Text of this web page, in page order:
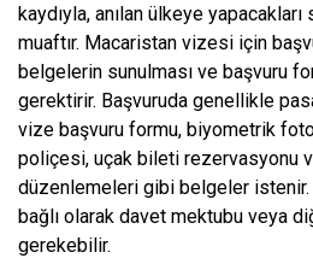
kaydıyla, anılan ülkeye
muaftır. Macaristan vizesi için
belgelerin sunulması ve başvuru
gerektirir. Başvuruda genellikle
vize başvuru formu, biyometrik
poliçesi, uçak bileti rezervasyonu
düzenlemeleri gibi belgeler istenir.
bağlı olarak davet mektubu veya
gerekebilir.